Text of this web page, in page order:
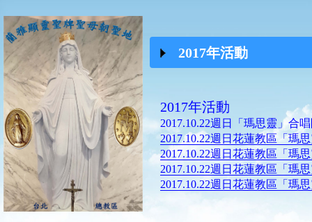
2017年活動
2017年活動
2017.10.22週日「瑪思靈」合
2017.10.22週日花蓮教區「瑪
2017.10.22週日花蓮教區「瑪
2017.10.22週日花蓮教區「瑪
2017.10.22週日花蓮教區「瑪